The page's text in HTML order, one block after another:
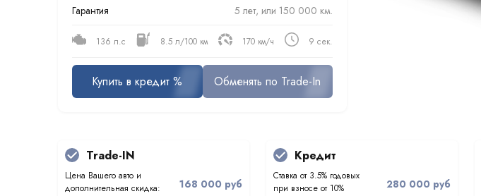
Гарантия 5 лет, или 150 000 км.
136 л.с 8.5 л/100 км 170 км/ч 9 сек.
Купить в кредит % Обменять по Trade-In
Trade-IN
Цена Вашего авто и
дополнительная скидка:
168 000 руб
Кредит
Ставка от 3.5% годовых
при взносе от 10%
280 000 руб